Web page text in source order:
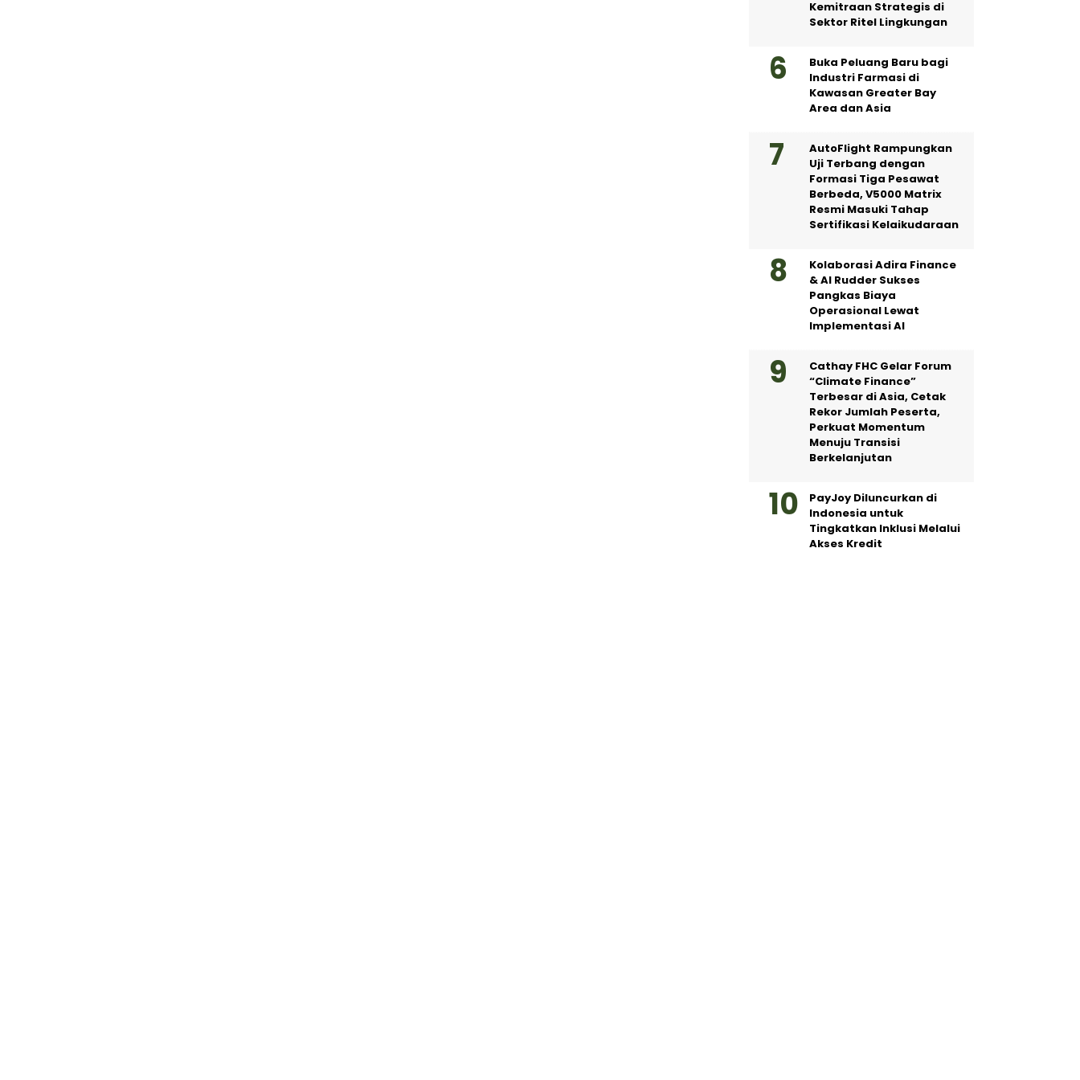
Kemitraan Strategis di
Sektor Ritel Lingkungan
Buka Peluang Baru bagi
Industri Farmasi di
Kawasan Greater Bay
Area dan Asia
AutoFlight Rampungkan
Uji Terbang dengan
Formasi Tiga Pesawat
Berbeda, V5000 Matrix
Resmi Masuki Tahap
Sertifikasi Kelaikudaraan
Kolaborasi Adira Finance
& AI Rudder Sukses
Pangkas Biaya
Operasional Lewat
Implementasi AI
Cathay FHC Gelar Forum
“Climate Finance”
Terbesar di Asia, Cetak
Rekor Jumlah Peserta,
Perkuat Momentum
Menuju Transisi
Berkelanjutan
PayJoy Diluncurkan di
Indonesia untuk
Tingkatkan Inklusi Melalui
Akses Kredit